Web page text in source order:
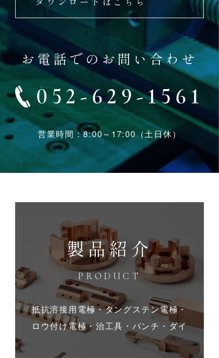
お電話でのお問い合わせ
052-629-1561
営業時間：8:00～17:00（土日休）
製品紹介
PRODUCT
抵抗溶接用電極・タングステン電極・
ロウ付け電極・ 治工具・パンチ・ダイ